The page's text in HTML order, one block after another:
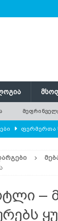
ᲤᲔᲠᲛᲔᲠᲗᲐ
გამხმარ
და
–